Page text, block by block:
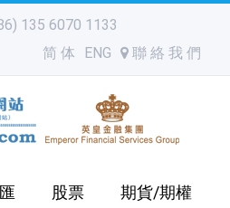
135 6070 1133
简 体
ENG 聯 絡 我 們
股票 期貨/期權